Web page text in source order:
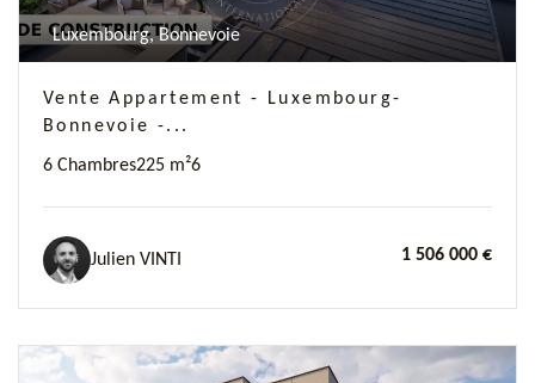
Luxembourg, Bonnevoie
Vente Appartement - Luxembourg-
Bonnevoie -...
6 Chambres225 m²6
Julien VINTI 1 506 000 €